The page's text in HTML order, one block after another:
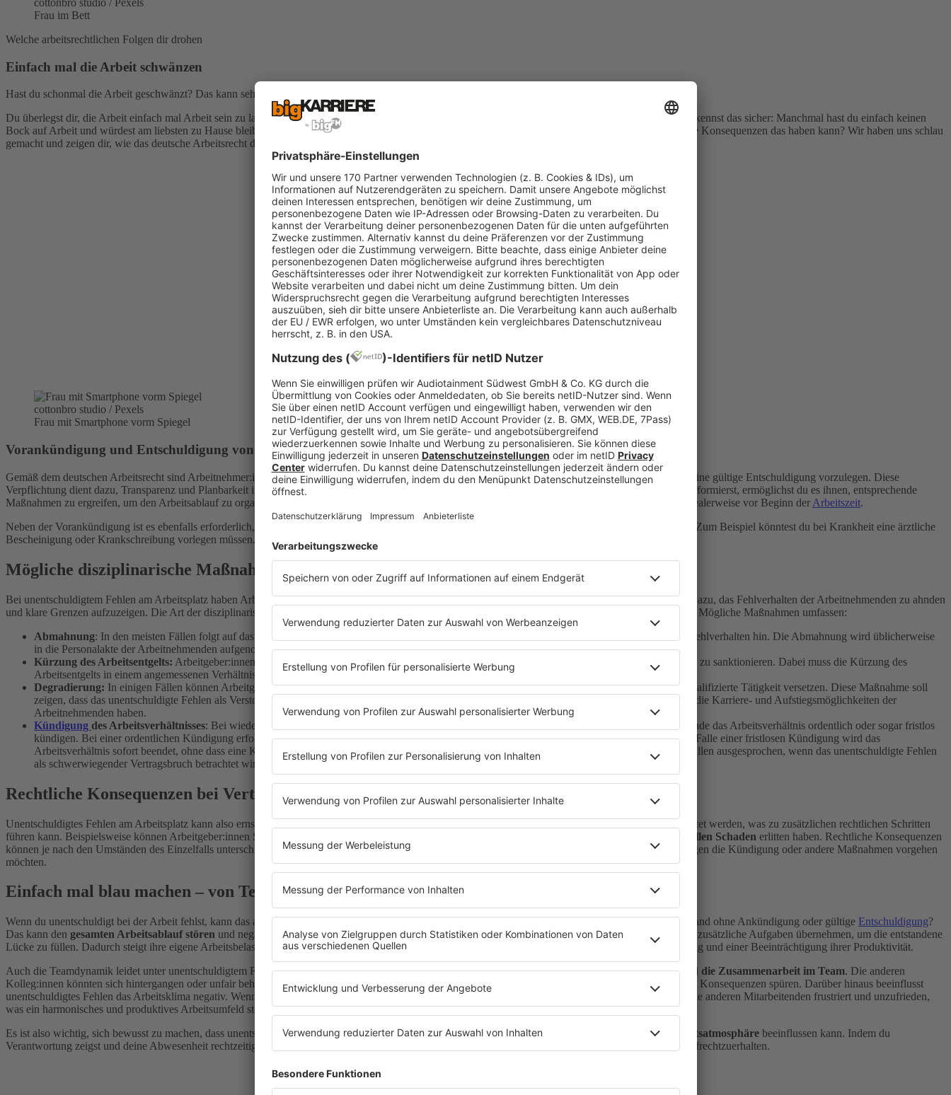
cottonbro studio / Pexels
Frau im Bett
Welche arbeitsrechtlichen Folgen dir drohen
Einfach mal die Arbeit schwänzen
Hast du schonmal die Arbeit geschwänzt? Das kann sehr schnell sehr kritisch werden, wenn du auffliegst. Erfahre, welche Folgen dir drohen könnten.
Du überlegst dir, die Arbeit einfach mal Arbeit sein zu lassen und unentschuldigt zu fehlen? Wir zeigen dir, welche
das hat. Du kennst das sicher: Manchmal hast du einfach keinen
Bock auf Arbeit und würdest am liebsten zu Hause bleiben – ohne Attest, ohne alles, du würdest gern einfach unentschuldigt fehlen. Aber weißt du, welche Konsequenzen das haben kann? Wir haben uns schlau
gemacht und zeigen dir, wie das deutsche Arbeitsrecht darauf reagiert. Von Abmahnungen bis zur Kündigung – wir decken alles auf!
cottonbro studio / Pexels
Frau mit Smartphone vorm Spiegel
Vorankündigung und Entschuldigung von Abwesenheit
Gemäß dem deutschen Arbeitsrecht sind Arbeitnehmer:innen verpflichtet, ihre Arbeitgeber:innen im Vorausüber jede Abwesenheit zu informieren
und eine gültige Entschuldigung vorzulegen. Diese
Verpflichtung dient dazu, Transparenz und Planbarkeit im Arbeitsumfeld sicherzustellen. Indem du alle bei der Arbeit rechtzeitig über deine Abwesenheit informierst, ermöglichst du es ihnen, entsprechende
Maßnahmen zu ergreifen, um den Arbeitsablauf zu organisieren und ggf. für Ersatz zu sorgen. Die Vorankündigung sollte so früh wie möglich erfolgen, idealerweise vor Beginn der Arbeitszeit.
Neben der Vorankündigung ist es ebenfalls erforderlich, eine gültige Entschuldigung vorzulegen. Diese kann je nach Grund deiner Abwesenheit variieren. Zum Beispiel könntest du bei Krankheit eine ärztliche
Bescheinigung oder Krankschreibung vorlegen müssen.
Mögliche disziplinarische Maßnahmen der Arbeitgeber:innen
Bei unentschuldigtem Fehlen am Arbeitsplatz haben Arbeitgeber:innen das Recht,disziplinarische Maßnahmenzu ergreifen. Diese Maßnahmen dienen dazu, das Fehlverhalten der Arbeitnehmenden zu ahnden
und klare Grenzen aufzuzeigen. Die Art der disziplinarischen Maßnahmen kann je nach Schwere des Verstoßes und der Unternehmensrichtlinien variieren. Mögliche Maßnahmen umfassen:
Abmahnung: In den meisten Fällen folgt auf das unentschuldigte Fehlen eine Abmahnung. Diese dient als schriftliche Warnung und weist auf das Fehlverhalten hin. Die Abmahnung wird üblicherweise
in die Personalakte der Arbeitnehmenden aufgenommen.
Kürzung des Arbeitsentgelts: Arbeitgeber:innen können das Arbeitsentgelt der Arbeitnehmenden kürzen, um die unentschuldigte Fehlzeit finanziell zu sanktionieren. Dabei muss die Kürzung des
Arbeitsentgelts in einem angemessenen Verhältnis zur Dauer und Häufigkeit des Fehlens stehen.
Degradierung: In einigen Fällen können Arbeitgeber:innen die Arbeitnehmenden degradieren, d. h. in eine niedrigere Position oder eine geringer qualifizierte Tätigkeit versetzen. Diese Maßnahme soll
zeigen, dass das unentschuldigte Fehlen als Verstoß gegen die arbeitsvertraglichen Pflichten betrachtet wird, und kann erhebliche Auswirkungen auf die Karriere- und Aufstiegsmöglichkeiten der
Arbeitnehmenden haben.
Kündigung des Arbeitsverhältnisses: Bei wiederholtem unentschuldigtem Fehlen oder besonders schwerwiegenden Verstößen können Arbeitgebende das Arbeitsverhältnis ordentlich oder sogar fristlos
kündigen. Bei einer ordentlichen Kündigung erfolgt die Beendigung des Arbeitsverhältnisses unter Einhaltung der vereinbarten Kündigungsfrist. Im Falle einer fristlosen Kündigung wird das
Arbeitsverhältnis sofort beendet, ohne dass eine Kündigungsfrist eingehalten werden muss. Eine fristlose Kündigung wird jedoch nur in Ausnahmefällen ausgesprochen, wenn das unentschuldigte Fehlen
als schwerwiegender Vertragsbruch betrachtet wird und eine Fortsetzung des Arbeitsverhältnisses unzumutbar ist.
Rechtliche Konsequenzen bei Vertragsbruch
Unentschuldigtes Fehlen am Arbeitsplatz kann also ernsthafte rechtliche Konsequenzen für die Arbeitnehmenden haben. Es kann als Vertragsbruch betrachtet werden, was zu zusätzlichen rechtlichen Schritten
führen kann. Beispielsweise können Arbeitgeber:innen Schadensersatzforderungen stellen, wenn sie aufgrund des unentschuldigten Fehlens einen f
inanziellen Schaden erlitten haben. Rechtliche Konsequenzen
können je nach den Umständen des Einzelfalls unterschiedlich sein und auch zu gerichtlichen Auseinandersetzungen führen, falls die Arbeitnehmenden gegen die Kündigung oder andere Maßnahmen vorgehen
möchten.
Einfach mal blau machen – von Teamplayer:in keine Spur!
Wenn du unentschuldigt bei der Arbeit fehlst, kann das auch für deine Kolleg:innen Konsequenzen haben. Du bist Teil eines Teams und plötzlich fehlt jemand ohne Ankündigung oder gültige Entschuldigung?
Das kann den gesamten Arbeitsablauf stören und negative Auswirkungen auf die Arbeit der anderen haben: Deine Kolleg:innen müssen möglicherweise zusätzliche Aufgaben übernehmen, um die entstandene
Lücke zu füllen. Dadurch steigt ihre eigene Arbeitsbelastung und sie haben weniger Zeit für ihre eigenen Aufgaben. Indirekt führt das zu Stress, Überlastung und einer Beeinträchtigung ihrer Produktivität.
Auch die Teamdynamik leidet unter unentschuldigtem Fehlen: Wenn jemand regelmäßig ohne Entschuldigung fehlt, beeinträchtigt dies dasVertrauen und die Zusammenarbeit im Team. Die anderen
Kolleg:innen könnten sich hintergangen oder unfair behandelt fühlen, wenn sie die Arbeit der fehlenden Mitarbeitenden auffangen müssen, ohne dass diese Konsequenzen spüren. Darüber hinaus beeinflusst
unentschuldigtes Fehlen das Arbeitsklima negativ. Wenn die Abwesenheit bestimmter Mitarbeiter:innen zu häufig oder ohne Begründung erfolgt, werden die anderen Mitarbeitenden frustriert und unzufrieden,
was ein harmonisches und produktives Arbeitsumfeld stört.
Es ist also wichtig, sich bewusst zu machen, dass unentschuldigtes Fehlen nicht nur individuelle Konsequenzen hat, sondern auch das Team und die
Arbeitsatmosphäre beeinflussen kann. Indem du
Verantwortung zeigst und deine Abwesenheit rechtzeitig ankündigst oder entschuldigst, trägst du dazu bei, ein positives und kooperatives Arbeitsumfeld aufrechtzuerhalten.